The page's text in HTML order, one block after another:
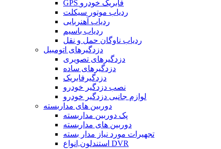
GPS فابریک خودرو
ردیاب موتور سیکلت
ردیاب آهنربایی
ردیاب باسیم
ردیاب ناوگان حمل و نقل
دزدگیرهای اتومبیل
دزدگیرهای تصویری
دزدگیرهای ساده
دزدگیرفابریک
نصب دزدگیر خودرو
لوازم جانبی دزدگیر خودرو
دوربین های مداربسته
پک دوربین مداربسته
دوربین های مداربسته
تجهیرات مورد نیاز مدار بسته
استندلون,انواع DVR